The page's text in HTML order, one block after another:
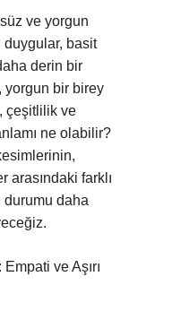
ve yorgun
duygular, basit
derin bir
yorgun bir birey
çeşitlilik ve
ne olabilir?
arasındaki farklı
durumu daha
ve Aşırı